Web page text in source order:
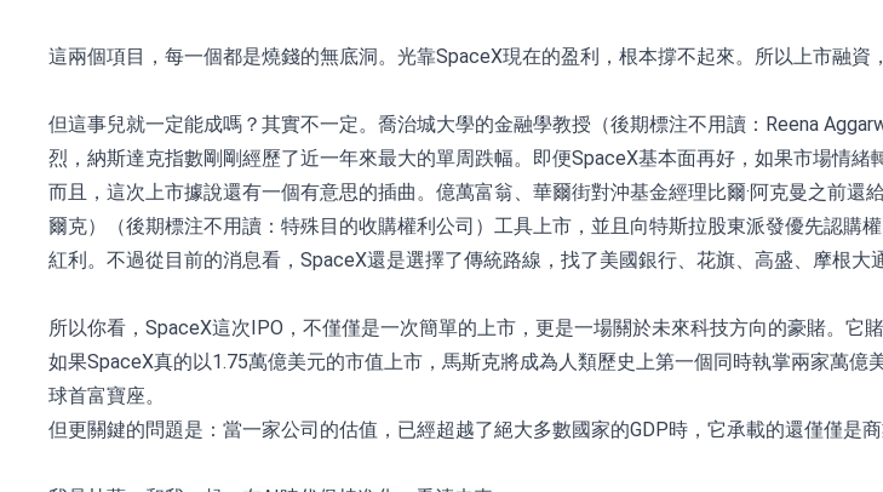
這兩個項目，每一個都是燒錢的無底洞。光靠SpaceX現在的盈利，根本撐不起來。所以上市融資
但這事兒就一定能成嗎？其實不一定。喬治城大學的金融學教授（後期標注不用讀：Reena
烈，納斯達克指數剛剛經歷了近一年來最大的單周跌幅。即便SpaceX基本面再好，如果市場情緒
而且，這次上市據說還有一個有意思的插曲。億萬富翁、華爾街對沖基金經理比爾·阿克曼之前
爾克）（後期標注不用讀：特殊目的收購權利公司）工具上市，並且向特斯拉股東派發優先認購
紅利。不過從目前的消息看，SpaceX還是選擇了傳統路線，找了美國銀行、花旗、高盛、摩根大
所以你看，SpaceX這次IPO，不僅僅是一次簡單的上市，更是一場關於未來科技方向的豪賭。它
如果SpaceX真的以1.75萬億美元的市值上市，馬斯克將成為人類歷史上第一個同時執掌兩家萬
球首富寶座。
但更關鍵的問題是：當一家公司的估值，已經超越了絕大多數國家的GDP時，它承載的還僅僅是